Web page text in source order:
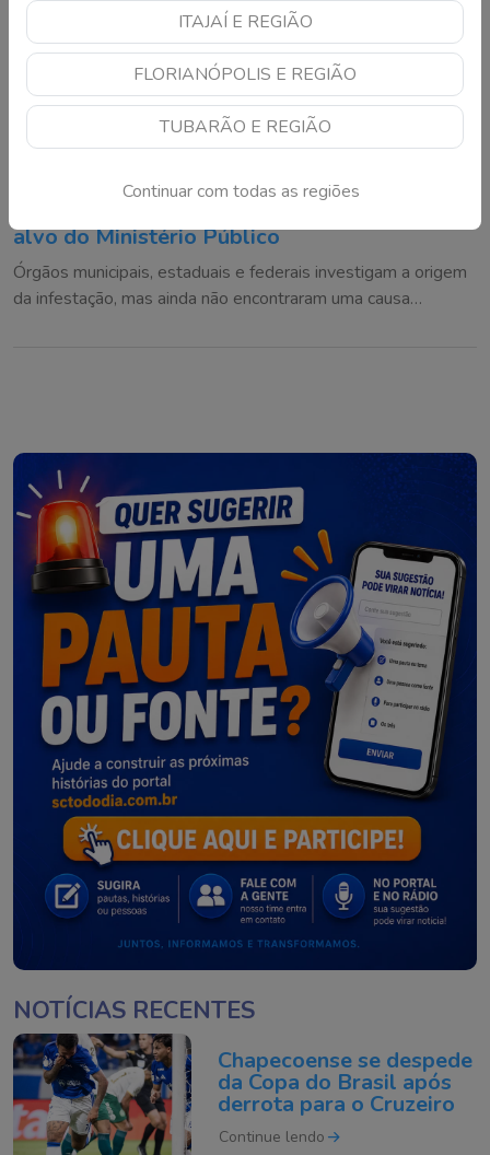
ITAJAÍ E REGIÃO
FLORIANÓPOLIS E REGIÃO
TUBARÃO E REGIÃO
Continuar com todas as regiões
alvo do Ministério Público
Órgãos municipais, estaduais e federais investigam a origem
da infestação, mas ainda não encontraram uma causa
NOTÍCIAS RECENTES
Chapecoense se despede
da Copa do Brasil após
derrota para o Cruzeiro
Continue lendo